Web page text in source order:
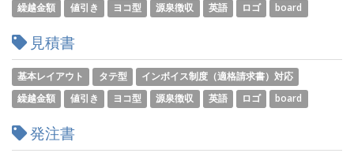
繰越金額
値引き ヨコ型 源泉徴収 英語 ロゴ board
見積書
基本レイアウト タテ型
インボイス制度（適格請求書）対応
繰越金額
値引き ヨコ型 源泉徴収 英語 ロゴ board
発注書